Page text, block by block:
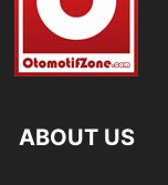
ABOUT US